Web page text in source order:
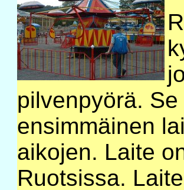
pilvenpyörä.
ensimmäinen
aikojen. Laite
Ruotsissa.